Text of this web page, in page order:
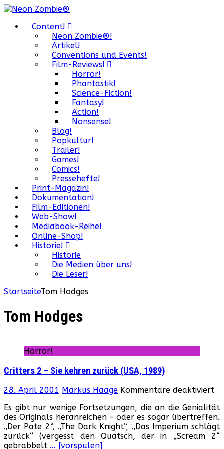
Content!
Neon Zombie®!
Artikel!
Conventions und Events!
Film-Reviews!
Horror!
Phantastik!
Science-Fiction!
Fantasy!
Action!
Nonsense!
Blog!
Popkultur!
Trailer!
Games!
Comics!
Pressehefte!
Print-Magazin!
Dokumentation!
Film-Editionen!
Web-Show!
Mediabook-Reihe!
Online-Shop!
Historie!
Historie
Die Medien über uns!
Die Leser!
StartseiteTom Hodges
Tom Hodges
Horror!
Critters 2 – Sie kehren zurück (USA, 1989)
28. April 2001 Markus Haage Kommentare deaktiviert
2
–
Sie
Es gibt nur wenige Fortsetzungen, die an die Genialität
des Originals heranreichen – oder es sogar übertreffen.
„Der Pate 2“, „The Dark Knight“, „Das Imperium schlägt
zurück“ (vergesst den Quatsch, der in „Scream 2“
gebrabbelt … [vorspulen]